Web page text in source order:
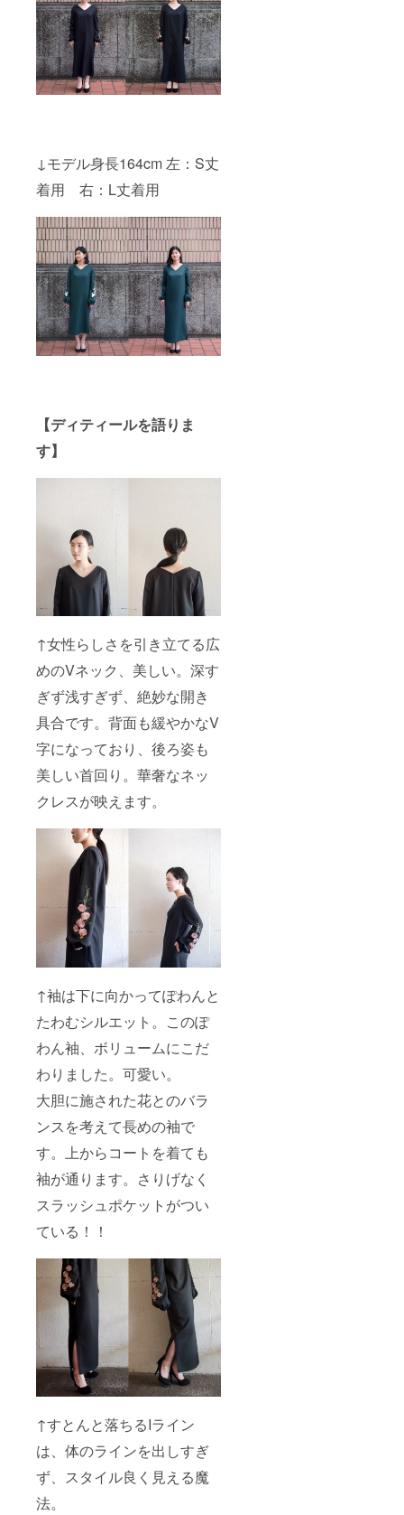
↓モデル身長164cm 左：S丈
着用 右：L丈着用
【ディティールを語りま
す】
↑女性らしさを引き立てる広
めのVネック、美しい。深す
ぎず浅すぎず、絶妙な開き
具合です。背面も緩やかなV
字になっており、後ろ姿も
美しい首回り。華奢なネッ
クレスが映えます。
↑袖は下に向かってぽわんと
たわむシルエット。このぽ
わん袖、ボリュームにこだ
わりました。可愛い。
大胆に施された花とのバラ
ンスを考えて長めの袖で
す。上からコートを着ても
袖が通ります。さりげなく
スラッシュポケットがつい
ている！！
↑すとんと落ちるIライン
は、体のラインを出しすぎ
ず、スタイル良く見える魔
法。